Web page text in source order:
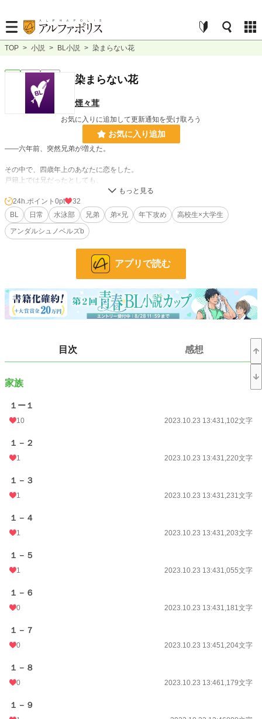
TOP > 小説 > BL小説 > 染まらない花
完結 短編 染まらない花
煙々茸
お気に入りに追加して更新通知を受け取ろう
お気に入り追加
――六年前、突然兄弟が増えた。
その中で、四歳年上のあなたに恋をした。
戸籍上では兄だったとしても、
好きになった人。
かわいくて、綺麗で、優しくて、
その辺にいる女より魅力的に映る。
あなたが他の色に染まることはない。
228,845 位 / 228,845 件
BL 31,439 位 / 31,439 件
お気に入り 25
文字数 70,394
更新日時
初回公開日時
初回完結日時
週間ポイント
月間ポイント
年間ポイント
24h.ポイント 0pt
32
BL
日常 水泳部 兄弟 弟×兄 年下攻め
高校生×大学生
アンダルシュノベルズb
アプリで読む
目次 感想
家族
１ー１
10 2023.10.23 13:431,102文字
１－２
1 2023.10.23 13:431,220文字
１－３
1 2023.10.23 13:431,231文字
１－４
1 2023.10.23 13:431,203文字
１－５
1 2023.10.23 13:431,055文字
１－６
0 2023.10.23 13:431,181文字
１－７
0 2023.10.23 13:451,204文字
１－８
0 2023.10.23 13:461,179文字
１－９